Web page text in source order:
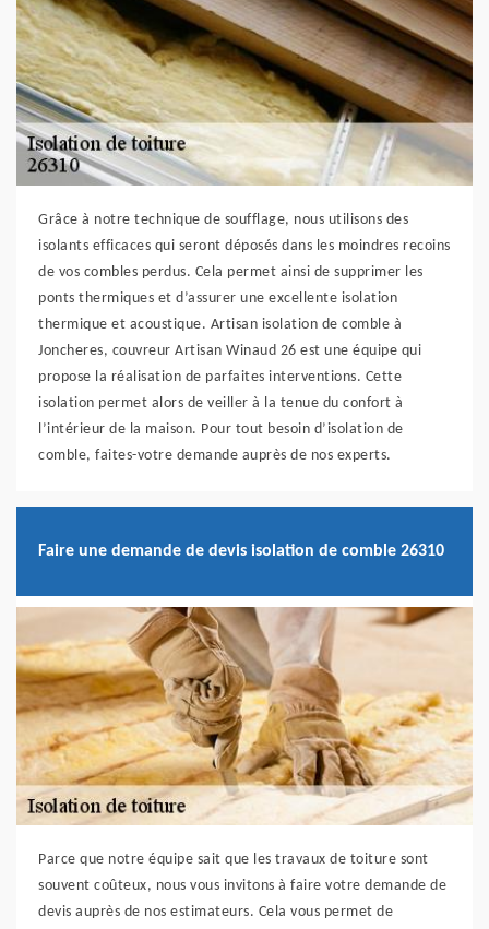
Grâce à notre technique de soufflage, nous utilisons des
isolants efficaces qui seront déposés dans les moindres recoins
de vos combles perdus. Cela permet ainsi de supprimer les
ponts thermiques et d’assurer une excellente isolation
thermique et acoustique. Artisan isolation de comble à
Joncheres, couvreur Artisan Winaud 26 est une équipe qui
propose la réalisation de parfaites interventions. Cette
isolation permet alors de veiller à la tenue du confort à
l’intérieur de la maison. Pour tout besoin d’isolation de
comble, faites-votre demande auprès de nos experts.
Faire une demande de devis isolation de comble 26310
Parce que notre équipe sait que les travaux de toiture sont
souvent coûteux, nous vous invitons à faire votre demande de
devis auprès de nos estimateurs. Cela vous permet de